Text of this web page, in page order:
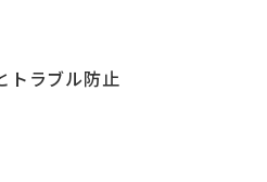
トラブル防止